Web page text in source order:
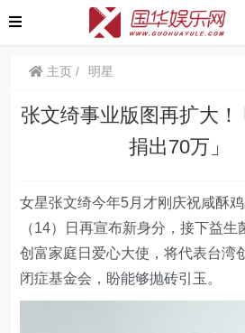
主页 明星
张文绮事业版图再扩大
捐出70万
女星张文绮今年5月才刚庆祝咸酥
（14）日再宣布新身分，接下益
创富家庭日爱心大使，将代表台湾
闭症基金会，盼能够抛砖引玉。